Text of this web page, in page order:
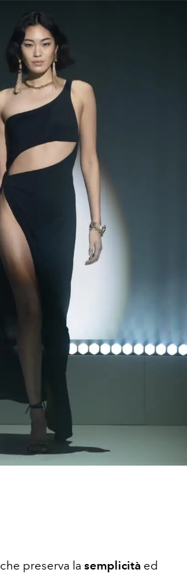
che preserva la semplicità ed